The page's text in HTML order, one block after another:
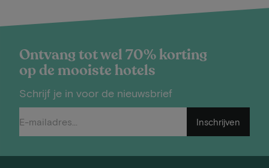
Ontvang tot wel 70% korting
op de mooiste hotels
Schrijf je in voor de nieuwsbrief
Inschrijven